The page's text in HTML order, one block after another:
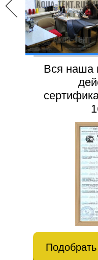
Вся наша